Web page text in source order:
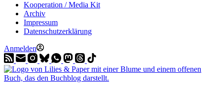
Kooperation / Media Kit
Archiv
Impressum
Datenschutzerklärung
Anmelden